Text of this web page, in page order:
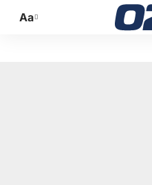
Promijeni
Aa